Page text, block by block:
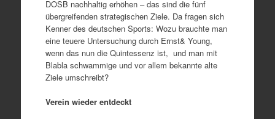
DOSB nachhaltig erhöhen – das sind die fünf
übergreifenden strategischen Ziele. Da fragen sich
Kenner des deutschen Sports: Wozu brauchte man
eine teuere Untersuchung durch Ernst& Young,
wenn das nun die Quintessenz ist, und man mit
Blabla schwammige und vor allem bekannte alte
Ziele umschreibt?
Verein wieder entdeckt